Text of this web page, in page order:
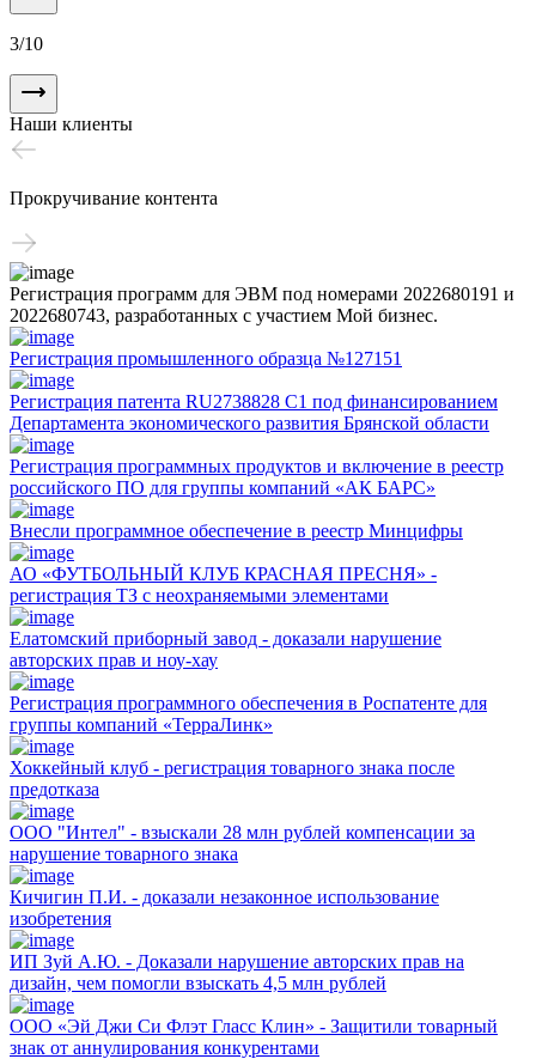
3/10
Наши клиенты
Прокручивание контента
Регистрация программ для ЭВМ под номерами 2022680191 и
2022680743, разработанных с участием Мой бизнес.
Регистрация промышленного образца №127151
Регистрация патента RU2738828 C1 под финансированием
Департамента экономического развития Брянской области
Регистрация программных продуктов и включение в реестр
российского ПО для группы компаний «АК БАРС»
Внесли программное обеспечение в реестр Минцифры
АО «ФУТБОЛЬНЫЙ КЛУБ КРАСНАЯ ПРЕСНЯ» -
регистрация ТЗ с неохраняемыми элементами
Елатомский приборный завод - доказали нарушение
авторских прав и ноу-хау
Регистрация программного обеспечения в Роспатенте для
группы компаний «ТерраЛинк»
Хоккейный клуб - регистрация товарного знака после
предотказа
ООО "Интел" - взыскали 28 млн рублей компенсации за
нарушение товарного знака
Кичигин П.И. - доказали незаконное использование
изобретения
ИП Зуй А.Ю. - Доказали нарушение авторских прав на
дизайн, чем помогли взыскать 4,5 млн рублей
ООО «Эй Джи Си Флэт Гласс Клин» - Защитили товарный
знак от аннулирования конкурентами